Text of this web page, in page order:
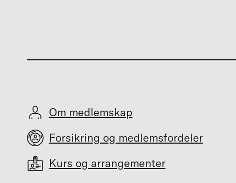
Om medlemskap
Forsikring og medlemsfordeler
Kurs og arrangementer